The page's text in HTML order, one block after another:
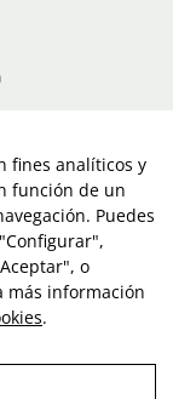
horas
fines analíticos y
función de un
Puedes
o
más información
.